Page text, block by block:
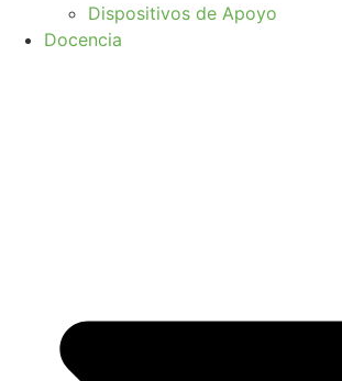
Dispositivos de Apoyo
Docencia